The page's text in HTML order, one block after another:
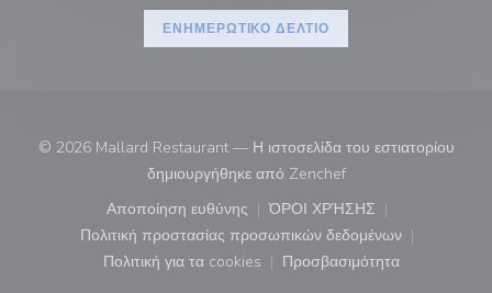
ΕΝΗΜΕΡΩΤΙΚΌ ΔΕΛΤΊΟ
© 2026 Mallard Restaurant — Η ιστοσελίδα του εστιατορίου
δημιουργήθηκε από Zenchef((ανοίγει σε νέο
Αποποίηση ευθύνης
((ανοίγει σε νέο παράθυρο))
ΌΡΟΙ ΧΡΉΣΗΣ
((ανοίγει σε νέο
Πολιτική προστασίας προσωπικών δεδομένων
((ανοίγει σε νέο παράθυρο))
Πολιτική για τα cookies
((ανοίγει σε νέο παράθυρο))
Προσβασιμότητα
((ανοίγει σε νέο